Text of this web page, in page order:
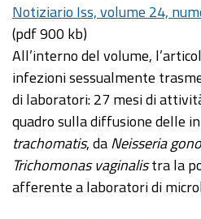
Notiziario Iss, volume 24,
(pdf 900 kb)
All’interno del volume,
infezioni sessualmente
di laboratori: 27 mesi di
quadro sulla diffusione delle
trachomatis, daNeisseria
Trichomonas vaginalistra la
afferente a laboratori di